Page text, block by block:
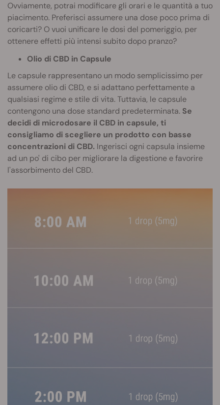
Ovviamente, potrai modificare gli orari e le quantità a tuo
piacimento. Preferisci assumere una dose poco prima di
coricarti? O vuoi unificare le dosi del pomeriggio, per
ottenere effetti più intensi subito dopo pranzo?
Olio di CBD in Capsule
Le capsule rappresentano un modo semplicissimo per
assumere olio di CBD, e si adattano perfettamente a
qualsiasi regime e stile di vita. Tuttavia, le capsule
contengono una dose standard predeterminata. Se
decidi di microdosare il CBD in capsule, ti
consigliamo di scegliere un prodotto con basse
concentrazioni di CBD. Ingerisci ogni capsula insieme
ad un po' di cibo per migliorare la digestione e favorire
l'assorbimento del CBD.